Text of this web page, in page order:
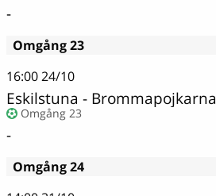
-
Omgång 23
16:0024/10
Eskilstuna - Brommapojkarna
Omgång 23
-
Omgång 24